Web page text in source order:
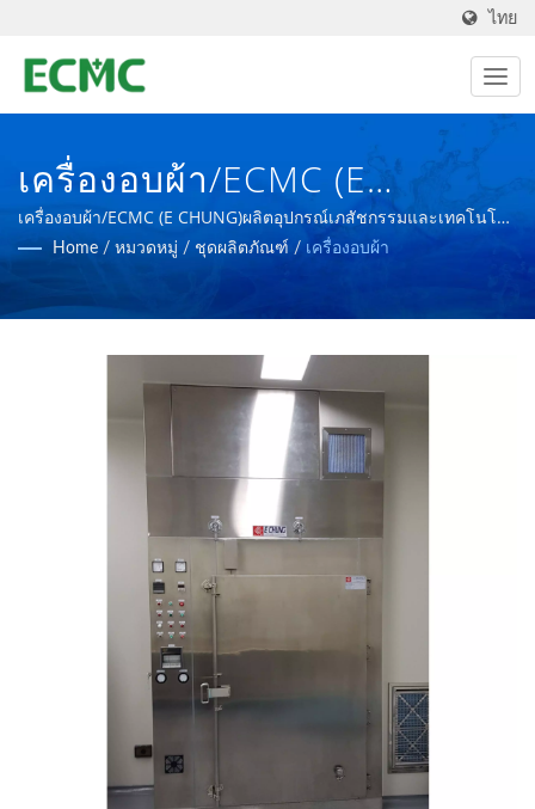
ไทย
เครื่องอบผ้า/ECMC (E
CHUNG)ผลิตอุปกรณ์
เภสัชกรรมและเทคโนโลยี
ชีวภาพตามมาตรฐาน CGMP,
PIC/S GMP และ FDA
เครื่องอบผ้า/ECMC (E CHUNG)ผลิตอุปกรณ์เภสัชกรรมและเทคโนโลยี
ชีวภาพตามมาตรฐาน cGMP, PIC/S GMP และ FDA
Home / หมวดหมู่ / ชุดผลิตภัณฑ์ / เครื่องอบผ้า